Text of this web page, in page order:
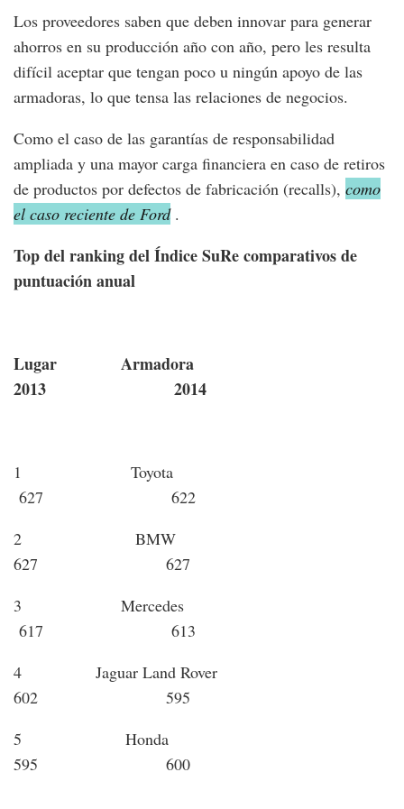
Los proveedores saben que deben innovar para generar
ahorros en su producción año con año, pero les resulta
difícil aceptar que tengan poco u ningún apoyo de las
armadoras, lo que tensa las relaciones de negocios.
Como el caso de las garantías de responsabilidad
ampliada y una mayor carga financiera en caso de retiros
de productos por defectos de fabricación (recalls), como
el caso reciente de Ford .
Top del ranking del Índice SuRe comparativos de
puntuación anual
Lugar Armadora
2013 2014
1 Toyota
627 622
2 BMW
627 627
3 Mercedes
617 613
4 Jaguar Land Rover
602 595
5 Honda
595 600